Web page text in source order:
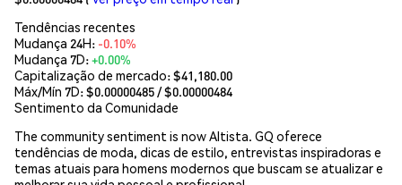
Tendências recentes
Mudança 24H: -0.10%
Mudança 7D:+0.00%
Capitalização de mercado:$41,180.00
Máx/Mín 7D: $0.00000485/ $0.00000484
Sentimento da Comunidade
The community sentiment is now Altista. GQ oferece
tendências de moda, dicas de estilo, entrevistas inspiradoras e
temas atuais para homens modernos que buscam se atualizar e